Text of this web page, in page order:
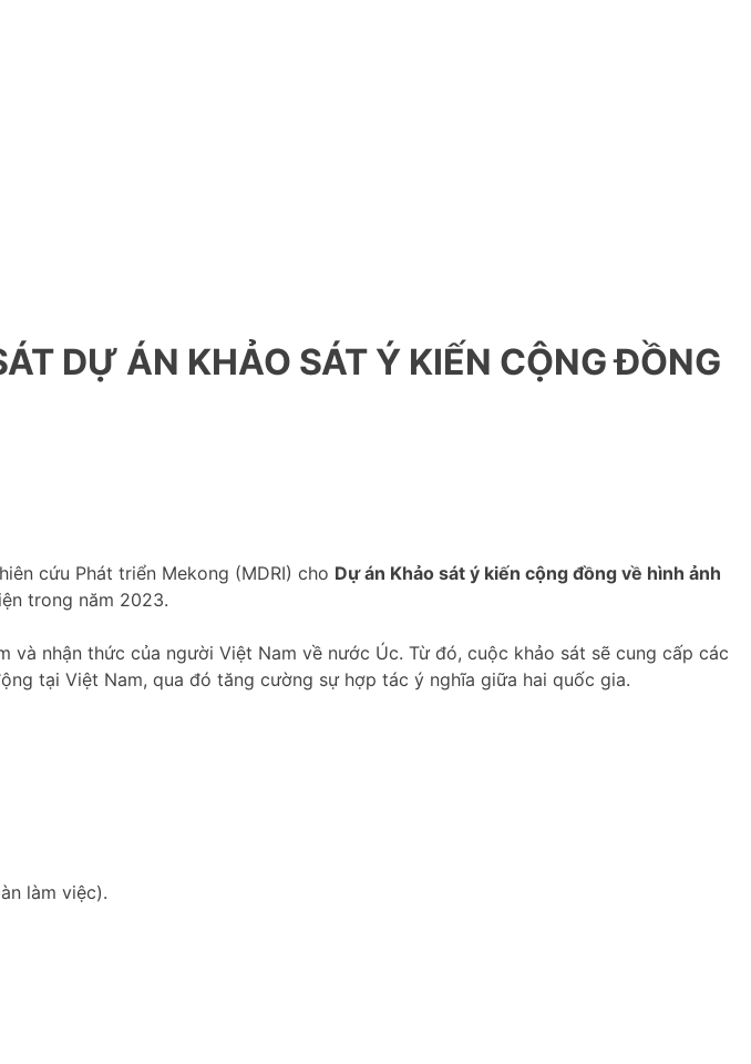
DỰ ÁN KHẢO SÁT Ý KIẾN CỘNG ĐỒNG
cứu Phát triển Mekong (MDRI) cho Dự án Khảo sát ý kiến cộng đồng về hình ảnh
trong năm 2023.
nhận thức của người Việt Nam về nước Úc. Từ đó, cuộc khảo sát sẽ cung cấp các
tại Việt Nam, qua đó tăng cường sự hợp tác ý nghĩa giữa hai quốc gia.
làm việc).